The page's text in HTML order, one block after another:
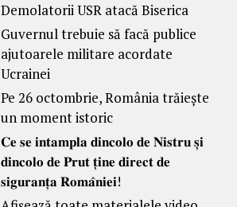
Demolatorii USR atacă Biserica
Guvernul trebuie să facă publice
ajutoarele militare acordate
Ucrainei
Pe 26 octombrie, România trăiește
un moment istoric
𝐂𝐞 𝐬𝐞 𝐢𝐧𝐭𝐚𝐦𝐩𝐥𝐚 𝐝𝐢𝐧𝐜𝐨𝐥𝐨 𝐝𝐞 𝐍𝐢𝐬𝐭𝐫𝐮 𝐬̦𝐢
𝐝𝐢𝐧𝐜𝐨𝐥𝐨 𝐝𝐞 𝐏𝐫𝐮𝐭 𝐭̦𝐢𝐧𝐞 𝐝𝐢𝐫𝐞𝐜𝐭 𝐝𝐞
𝐬𝐢𝐠𝐮𝐫𝐚𝐧𝐭̦𝐚 𝐑𝐨𝐦𝐚̂𝐧𝐢𝐞𝐢!